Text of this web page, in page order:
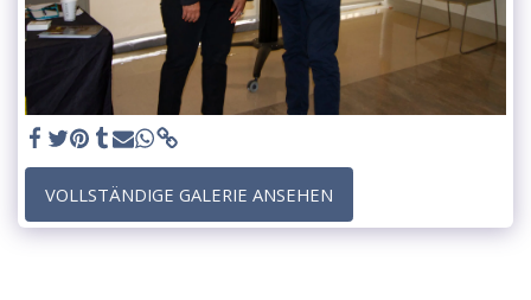
VOLLSTÄNDIGE GALERIE ANSEHEN